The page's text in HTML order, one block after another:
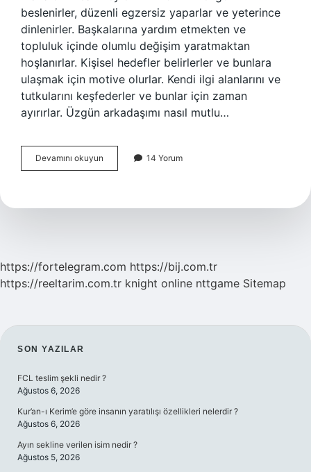
beslenirler, düzenli egzersiz yaparlar ve yeterince
dinlenirler. Başkalarına yardım etmekten ve
topluluk içinde olumlu değişim yaratmaktan
hoşlanırlar. Kişisel hedefler belirlerler ve bunlara
ulaşmak için motive olurlar. Kendi ilgi alanlarını ve
tutkularını keşfederler ve bunlar için zaman
ayırırlar. Üzgün arkadaşımı nasıl mutlu…
Devamını okuyun
Bir
Mutlu
14 Yorum
https://fortelegram.com https://bij.com.tr
https://reeltarim.com.tr knight online nttgame Sitemap
SIDEBAR
SON YAZILAR
FCL teslim şekli nedir ?
Ağustos 6, 2026
Kur’an-ı Kerim’e göre insanın yaratılışı özellikleri nelerdir ?
Ağustos 6, 2026
Ayın sekline verilen isim nedir ?
Ağustos 5, 2026